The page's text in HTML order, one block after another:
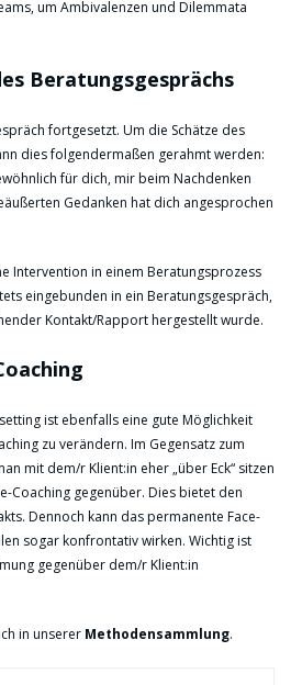
um Ambivalenzen und Dilemmata
Beratungsgesprächs
fortgesetzt. Um die Schätze des
dies folgendermaßen gerahmt werden:
für dich, mir beim Nachdenken
Gedanken hat dich angesprochen
Intervention in einem Beratungsprozess
eingebunden in ein Beratungsgespräch,
Kontakt/Rapport hergestellt wurde.
ist ebenfalls eine gute Möglichkeit
zu verändern. Im Gegensatz zum
mit dem/r Klient:in eher „über Eck“ sitzen
Coaching gegenüber. Dies bietet den
Dennoch kann das permanente Face-
sogar konfrontativ wirken. Wichtig ist
gegenüber dem/r Klient:in
in unserer Methodensammlung.